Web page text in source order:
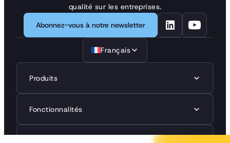
qualité sur les entreprises.
Abonnez-vous à notre newsletter
Français
Produits
Fonctionnalités